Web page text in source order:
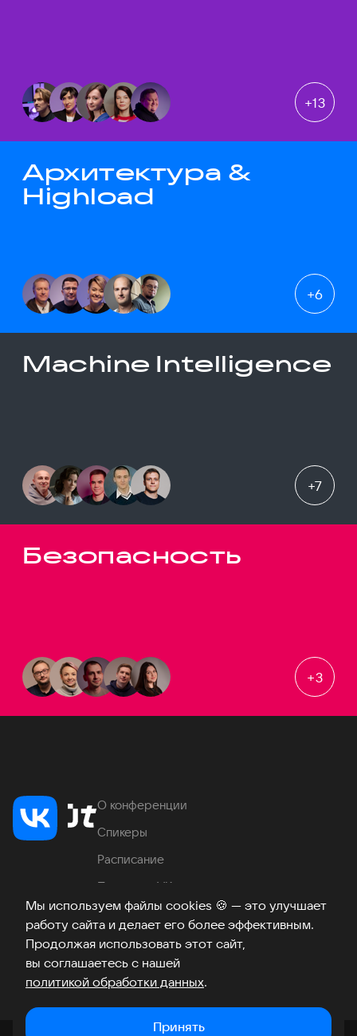
Мы используем файлы cookies 🍪 — это улучшает
работу сайта и делает его более эффективным.
Продолжая использовать этот сайт,
вы соглашаетесь с нашей
политикой обработки данных.
Принять
+13
Архитектура &
Highload
+6
Machine Intelligence
+7
Безопасность
+3
О конференции
Спикеры
Расписание
Продукты VK
Место проведения
Часто задаваемые вопросы
ТелеграмВКонтакте
Хабр
Возникли вопросы? ©2026